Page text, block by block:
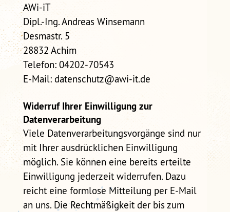
AWi-iT
Dipl.-Ing. Andreas Winsemann
Desmastr. 5
28832 Achim
Telefon: 04202-70543
E-Mail: datenschutz@awi-it.de
Widerruf Ihrer Einwilligung zur
Datenverarbeitung
Viele Datenverarbeitungsvorgänge sind nur
mit Ihrer ausdrücklichen Einwilligung
möglich. Sie können eine bereits erteilte
Einwilligung jederzeit widerrufen. Dazu
reicht eine formlose Mitteilung per E-Mail
an uns. Die Rechtmäßigkeit der bis zum